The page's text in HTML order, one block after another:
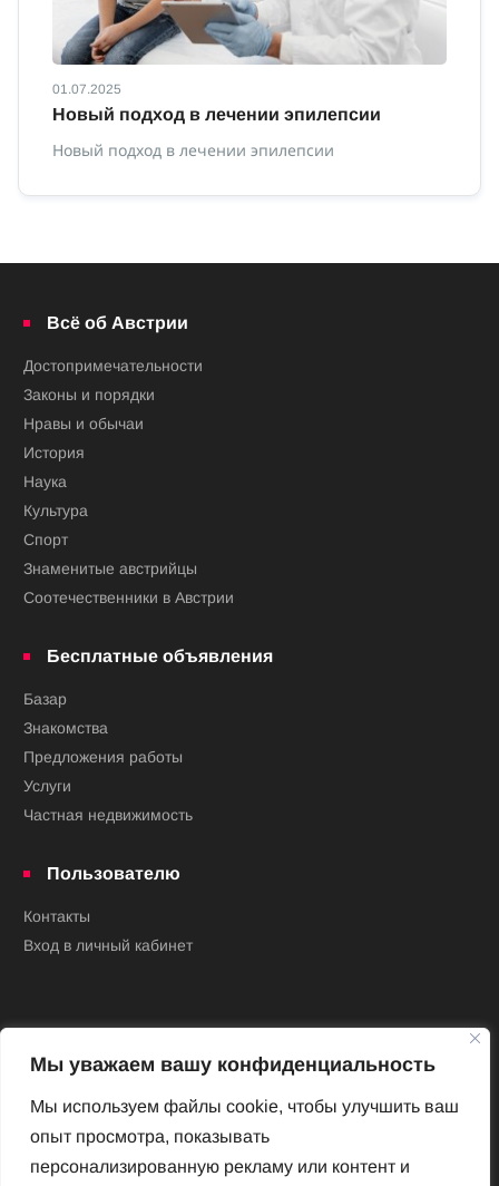
Мы уважаем вашу конфиденциальность
Мы используем файлы cookie, чтобы улучшить ваш
опыт просмотра, показывать
персонализированную рекламу или контент и
01.07.2025
Новый подход в лечении эпилепсии
Новый подход в лечении эпилепсии
Всё об Австрии
Достопримечательности
Законы и порядки
Нравы и обычаи
История
Наука
Культура
Спорт
Знаменитые австрийцы
Соотечественники в Австрии
Бесплатные объявления
Базар
Знакомства
Предложения работы
Услуги
Частная недвижимость
Пользователю
Контакты
Вход в личный кабинет
Новый Венский журнал